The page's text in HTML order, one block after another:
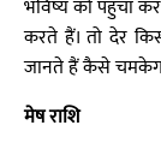
भविष्य को पहुंचा
करते हैं। तो देर
जानते हैं कैसे चमकेगा
मेष राशि